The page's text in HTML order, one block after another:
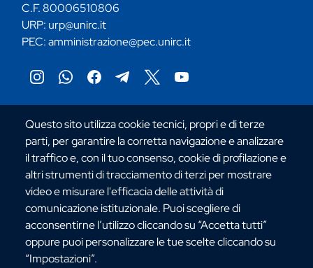
Questo sito utilizza cookie tecnici, propri e di terze
parti, per garantire la corretta navigazione e analizzare
il traffico e, con il tuo consenso, cookie di profilazione e
altri strumenti di tracciamento di terzi per mostrare
video e misurare l'efficacia delle attività di
comunicazione istituzionale. Puoi scegliere di
acconsentirne l’utilizzo cliccando su “Accetta tutti”
oppure puoi personalizzare le tue scelte cliccando su
“Impostazioni”.
C.F. 80006510806
URP: urp@unirc.it
PEC:amministrazione@pec.unirc.it
Mediterranea di Reggio Calabria